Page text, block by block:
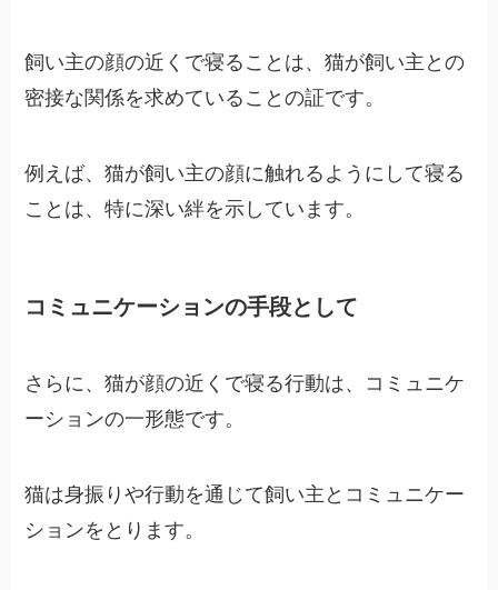
飼い主の顔の近くで寝ることは、猫が飼い主との
密接な関係を求めていることの証です。
例えば、猫が飼い主の顔に触れるようにして寝る
ことは、特に深い絆を示しています。
コミュニケーションの手段として
さらに、猫が顔の近くで寝る行動は、コミュニケ
ーションの一形態です。
猫は身振りや行動を通じて飼い主とコミュニケー
ションをとります。